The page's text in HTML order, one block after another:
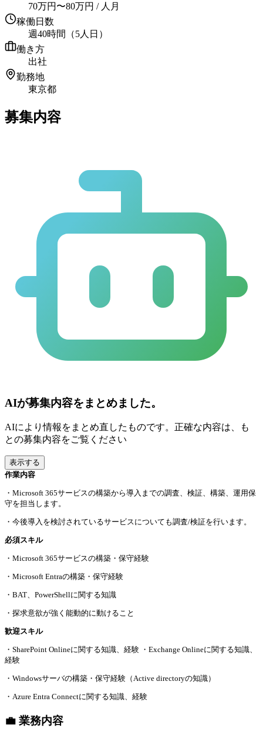
70万円 〜80万円 / 人月
稼働日数
週40時間（5人日）
働き方
出社
勤務地
東京都
募集内容
AIが募集内容をまとめました。
AIにより情報をまとめ直したものです。正確な内容は、も
との募集内容をご覧ください
表示する
作業内容
・Microsoft 365サービスの構築から導入までの調査、検証、構築、運用保
守を担当します。
・今後導入を検討されているサービスについても調査/検証を行います。
必須スキル
・Microsoft 365サービスの構築・保守経験
・Microsoft Entraの構築・保守経験
・BAT、PowerShellに関する知識
・探求意欲が強く能動的に動けること
歓迎スキル
・SharePoint Onlineに関する知識、経験 ・Exchange Onlineに関する知識、
経験
・Windowsサーバの構築・保守経験（Active directoryの知識）
・Azure Entra Connectに関する知識、経験
💼 業務内容